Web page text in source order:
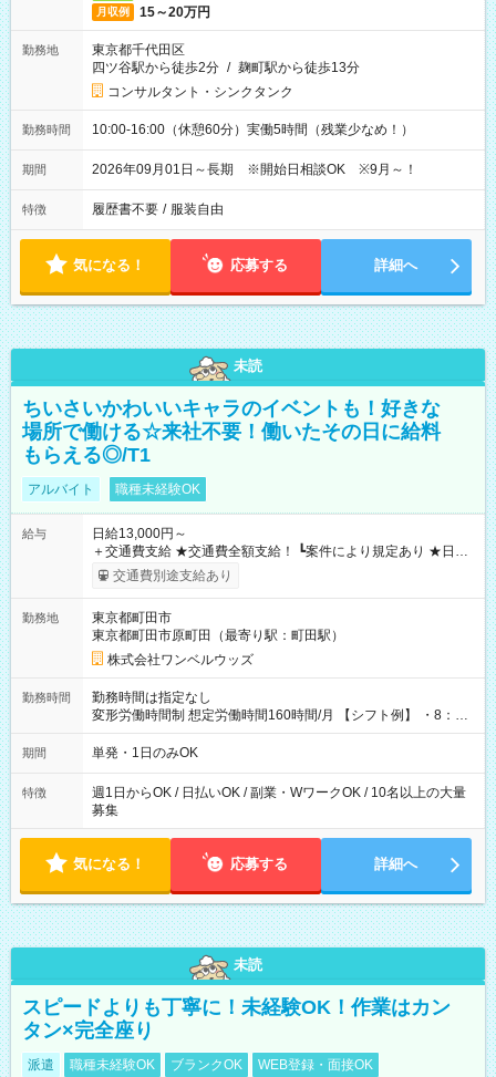
月収例 15～20万円
勤務地
東京都千代田区
四ツ谷駅から徒歩2分 / 麹町駅から徒歩13分
コンサルタント・シンクタンク
勤務時間 10:00-16:00（休憩60分）実働5時間（残業少なめ！）
期間 2026年09月01日～長期 ※開始日相談OK ※9月～！
特徴 履歴書不要 / 服装自由
気になる！ 応募する 詳細へ
未読
ちいさいかわいいキャラのイベントも！好きな
場所で働ける☆来社不要！働いたその日に給料
もらえる◎/T1
アルバイト 職種未経験OK
給与
日給13,000円～
＋交通費支給 ★交通費全額支給！ ┗案件により規定あり ★日払
いOK！（規定あり） ┗働いたその日に現金GET♪ お仕事後はコ
ンビニATMから 日払い分を引き落とせます！ 【試用期間】試
交通費別途支給あり
勤務地
東京都町田市
東京都町田市原町田（最寄り駅：町田駅）
株式会社ワンベルウッズ
勤務時間
勤務時間は指定なし
変形労働時間制 想定労働時間160時間/月 【シフト例】 ・8：00
～21：00
期間 単発・1日のみOK
特徴
週1日からOK / 日払いOK / 副業・WワークOK / 10名以上の大量
募集
気になる！ 応募する 詳細へ
未読
スピードよりも丁寧に！未経験OK！作業はカン
タン×完全座り
派遣 職種未経験OK ブランクOK WEB登録・面接OK